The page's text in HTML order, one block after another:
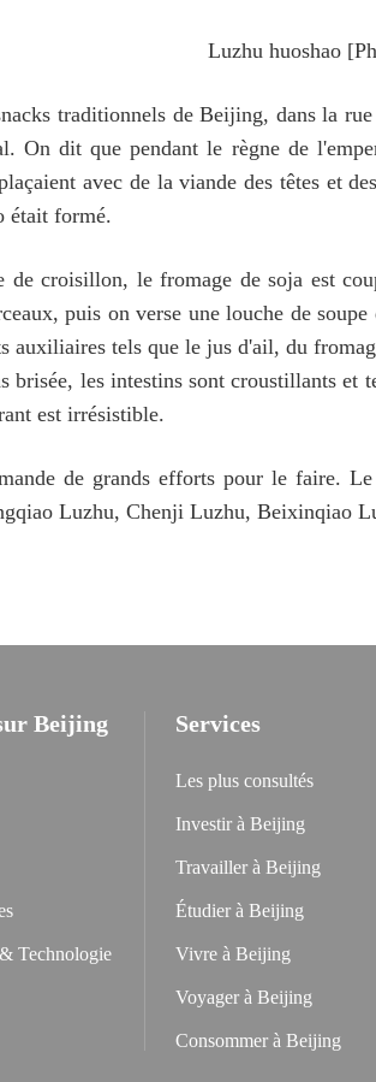
Luzhu huoshao
traditionnels de Beijing, dans la
On dit que pendant le règne de
avec de la viande des têtes et
était formé.
de croisillon, le fromage de soja est
puis on verse une louche de
auxiliaires tels que le jus d'ail, du
brisée, les intestins sont croustillants et
est irrésistible.
de grands efforts pour le faire.
Luzhu, Chenji Luzhu, Beixinqiao
Beijing
Technologie
Services
Les plus consultés
Investir à Beijing
Travailler à Beijing
Étudier à Beijing
Vivre à Beijing
Voyager à Beijing
Consommer à Beijing